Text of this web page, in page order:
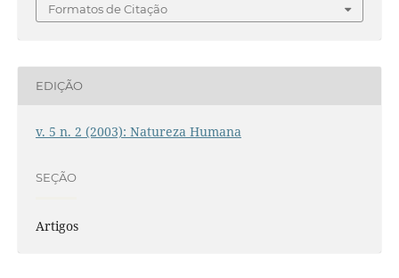
Formatos de Citação
EDIÇÃO
v. 5 n. 2 (2003): Natureza Humana
SEÇÃO
Artigos